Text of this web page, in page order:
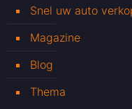
Snel uw auto
Magazine
Blog
Thema